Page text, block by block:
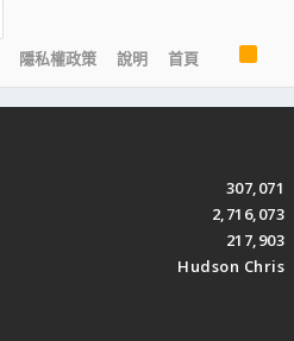
隱私權政策 說明 首頁
S
307,071
2,716,073
217,903
Hudson Chris